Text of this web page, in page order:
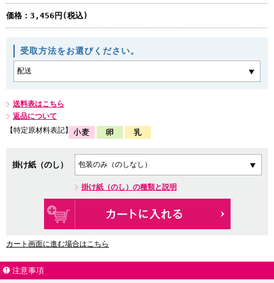
価格： 3,456円(税込)
受取方法をお選びください。
送料表はこちら
返品について
【特定原材料表記】
掛け紙（のし）
掛け紙（のし）の種類と説明
カート画面に進む場合はこちら
注意事項